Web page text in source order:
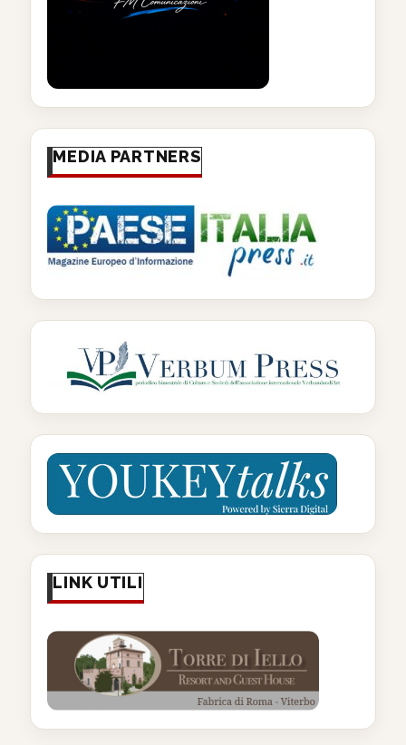
MEDIA PARTNERS
LINK UTILI